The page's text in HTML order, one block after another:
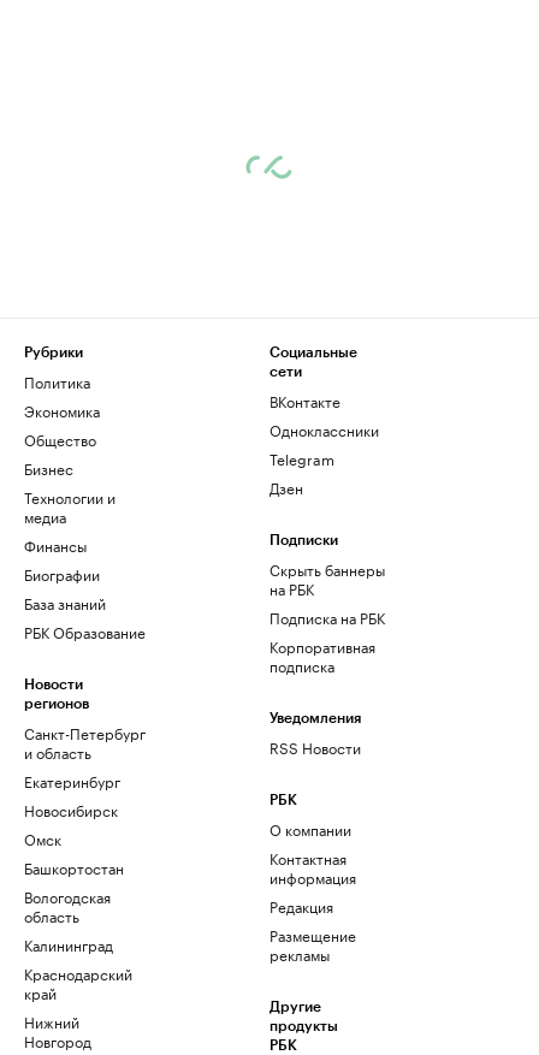
Рубрики
Политика
Экономика
Общество
Бизнес
Технологии и
медиа
Финансы
Биографии
База знаний
РБК Образование
Новости
регионов
Санкт-Петербург
и область
Екатеринбург
Новосибирск
Омск
Башкортостан
Вологодская
область
Калининград
Краснодарский
край
Нижний
Новгород
Социальные
сети
ВКонтакте
Одноклассники
Telegram
Дзен
Подписки
Скрыть баннеры
на РБК
Подписка на РБК
Корпоративная
подписка
Уведомления
RSS Новости
РБК
О компании
Контактная
информация
Редакция
Размещение
рекламы
Другие
продукты
РБК